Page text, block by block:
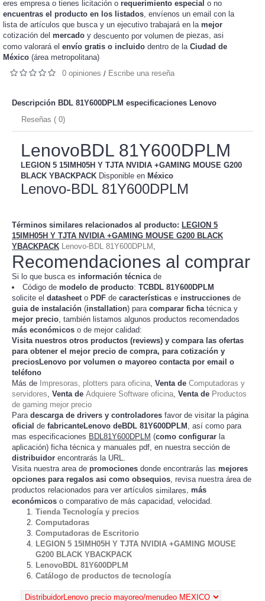
eres empresa o tienes licitación o requerimiento especial o no
encuentras el producto en los listados, envíenos un email con la
lista de artículos que busca y un ejecutivo trabajará en la mejor
cotización del mercado y descuento por volumen de piezas, asi
como valorará el envío gratis o incluido dentro de la Ciudad de
México (área metropolitana)
0 opiniones / Escribe una reseña
Descripción BDL 81Y600DPLM especificaciones Lenovo
Reseñas ( 0)
LenovoBDL 81Y600DPLM
LEGION 5 15IMH05H Y TJTA NVIDIA +GAMING MOUSE G200
BLACK YBACKPACK Disponible en México
Lenovo-BDL 81Y600DPLM
Términos similares relacionados al producto: LEGION 5
15IMH05H Y TJTA NVIDIA +GAMING MOUSE G200 BLACK
YBACKPACK Lenovo-BDL 81Y600DPLM
Recomendaciones al comprar
Si lo que busca es información técnica de
Código de modelo de producto: TCBDL 81Y600DPLM
solicite el datasheet o PDF de características e instrucciones de
guia de instalación (installation) para comparar ficha técnica y
mejor precio , también listamos algunos productos recomendados
más económicos o de mejor calidad:
Visita nuestros otros productos (reviews) y compara las ofertas
para obtener el mejor precio de compra, para cotización y
preciosLenovo por volumen o mayoreo contacta por email o
teléfono
Más de Impresoras, plotters para oficina Venta de Computadoras y
servidores Venta de Adquiere Software oficina Venta de Productos
de gaming mejor precio
Para descarga de drivers y controladores favor de visitar la página
oficial de fabricanteLenovo deBDL 81Y600DPLM , así como para
mas especificaciones BDL81Y600DPLM (como configurar la
aplicación) ficha técnica y manuales pdf, en nuestra sección de
distribuidor encontrarás la URL.
Visita nuestra area de promociones donde encontrarás las mejores
opciones para regalos asi como obsequios, revisa nuestra área de
productos relacionados para ver artículos similares, más
económicos o comparativo de más capacidad, velocidad.
Tienda Tecnología y precios
Computadoras
Computadoras de Escritorio
LEGION 5 15IMH05H Y TJTA NVIDIA +GAMING MOUSE
G200 BLACK YBACKPACK
LenovoBDL 81Y600DPLM
Catálogo de productos de tecnología